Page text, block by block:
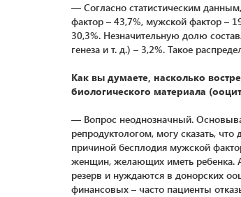
— Согласно статистическим
фактор – 43,7%, мужской фактор –
30,3%. Незначительную долю
генеза и т. д.) – 3,2%. Такое
Как вы думаете, насколько
биологического материала
— Вопрос неоднозначный.
репродуктологом, могу сказать,
причиной бесплодия мужской
женщин, желающих иметь ребенка.
резерв и нуждаются в донорских
финансовых – часто пациенты